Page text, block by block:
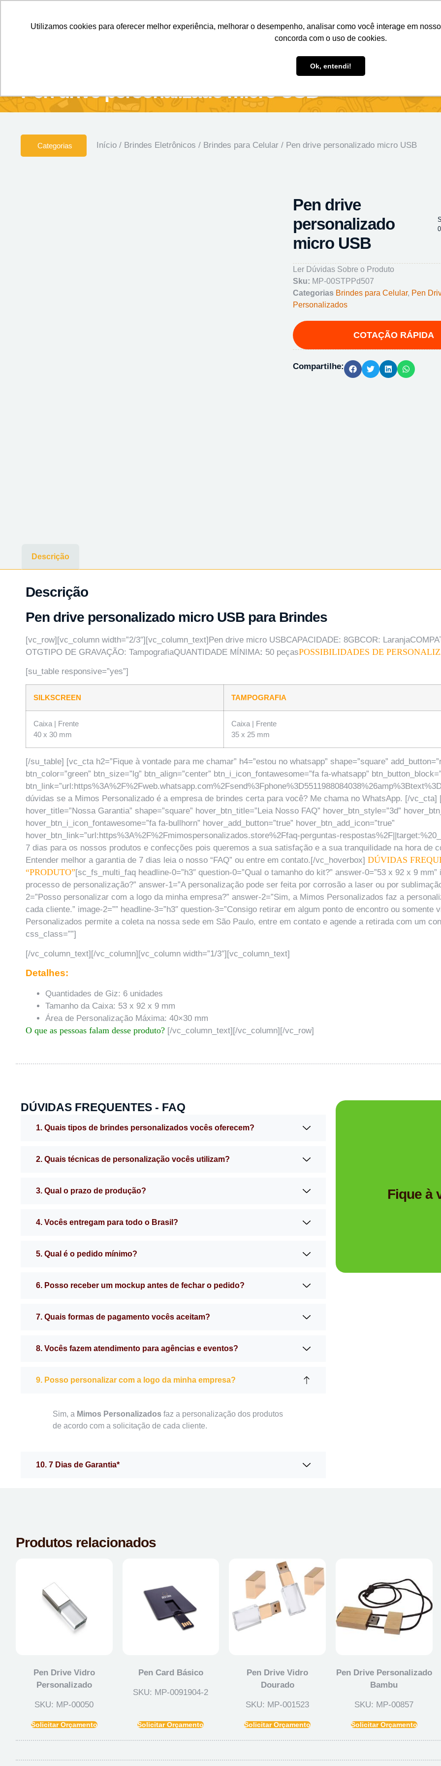
Utilizamos cookies para oferecer melhor experiência, melhorar o desempenho, analisar como você interage em
concorda com o uso de cookies.
Ok, entendi!
Brindes Personalizados Brindes Ecológicos
Pen drive personalizado micro USB
Categorias Início/ Brindes Eletrônicos / Brindes para Celular/ Pen drive personalizado micro USB
Pen drive
personalizado
micro USB
Ler Dúvidas Sobre o Produto
Sku: MP-00STPPd507
Categorias Brindes para Celular, Pen
Personalizados
Compartilhe:
Descrição
Descrição
Pen drive personalizado micro USB para Brindes
[vc_row][vc_column width=”2/3″][vc_column_text]Pen drive micro USBCAPACIDADE: 8GBCOR:
OTGTIPO DE GRAVAÇÃO: TampografiaQUANTIDADE MÍNIMA: 50 peçasPOSSIBILIDADES DE
[su_table responsive=”yes”]
SILKSCREEN TAMPOGRAFIA
Caixa | Frente
40 x 30 mm
Caixa | Frente
35 x 25 mm
[/su_table] [vc_cta h2=”Fique à vontade para me chamar” h4=”estou no whatsapp” shape=”square”
btn_color=”green” btn_size=”lg” btn_align=”center” btn_i_icon_fontawesome=”fa fa-whatsapp”
dúvidas se a Mimos Personalizado é a empresa de brindes certa para você? Me chama no WhatsApp. [/vc_cta]
hover_title=”Nossa Garantia” shape=”square” hover_btn_title=”Leia Nosso FAQ” hover_btn_style=”3d”
hover_btn_i_icon_fontawesome=”fa fa-bullhorn” hover_add_button=”true” hover_btn_add_icon=”true”
hover_btn_link=”url:https%3A%2F%2Fmimospersonalizados.store%2Ffaq-perguntas-
7 dias para os nossos produtos e confecções pois queremos a sua satisfação e a sua tranquilidade na hora de
Entender melhor a garantia de 7 dias leia o nosso “FAQ” ou entre em contato.[/vc_hoverbox] DÚVIDAS
“PRODUTO”[sc_fs_multi_faq headline-0=”h3″ question-0=”Qual o tamanho do kit?” answer-0=”53 x 92 x 9 mm”
processo de personalização?” answer-1=”A personalização pode ser feita por corrosão a laser ou por
2=”Posso personalizar com a logo da minha empresa?” answer-2=”Sim, a Mimos Personalizados faz a
cada cliente.” image-2=”” headline-3=”h3″ question-3=”Consigo retirar em algum ponto de encontro ou somente
Personalizados permite a coleta na nossa sede em São Paulo, entre em contato e agende a retirada com um
css_class=””]
[/vc_column_text][/vc_column][vc_column width=”1/3″][vc_column_text]
Detalhes:
Quantidades de Giz: 6 unidades
Tamanho da Caixa: 53 x 92 x 9 mm
Área de Personalização Máxima: 40×30 mm
O que as pessoas falam desse produto? [/vc_column_text][/vc_column][/vc_row]
DÚVIDAS FREQUENTES - FAQ
1. Quais tipos de brindes personalizados vocês oferecem?
2. Quais técnicas de personalização vocês utilizam?
3. Qual o prazo de produção?
4. Vocês entregam para todo o Brasil?
5. Qual é o pedido mínimo?
6. Posso receber um mockup antes de fechar o pedido?
7. Quais formas de pagamento vocês aceitam?
8. Vocês fazem atendimento para agências e eventos?
9. Posso personalizar com a logo da minha empresa?
Sim, a Mimos Personalizados faz a personalização dos produtos
de acordo com a solicitação de cada cliente.
10. 7 Dias de Garantia*
Fique à
Tem dúvidas se a
Produtos relacionados
Pen Drive Vidro
Personalizado
SKU: MP-00050
Solicitar Orçamento
Pen Card Básico
SKU: MP-0091904-2
Solicitar Orçamento
Pen Drive Vidro
Dourado
SKU: MP-001523
Solicitar Orçamento
Pen Drive Personalizado
Bambu
SKU: MP-00857
Solicitar Orçamento